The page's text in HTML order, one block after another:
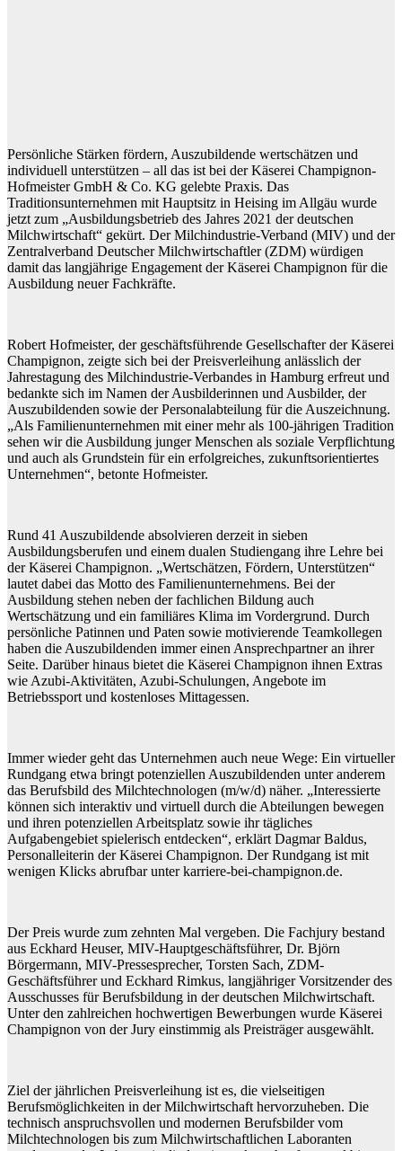
Persönliche Stärken fördern, Auszubildende wertschätzen und
individuell unterstützen – all das ist bei der Käserei Champignon-
Hofmeister GmbH & Co. KG gelebte Praxis. Das
Traditionsunternehmen mit Hauptsitz in Heising im Allgäu wurde
jetzt zum „Ausbildungsbetrieb des Jahres 2021 der deutschen
Milchwirtschaft“ gekürt. Der Milchindustrie-Verband (MIV) und der
Zentralverband Deutscher Milchwirtschaftler (ZDM) würdigen
damit das langjährige Engagement der Käserei Champignon für die
Ausbildung neuer Fachkräfte.
Robert Hofmeister, der geschäftsführende Gesellschafter der Käserei
Champignon, zeigte sich bei der Preisverleihung anlässlich der
Jahrestagung des Milchindustrie-Verbandes in Hamburg erfreut und
bedankte sich im Namen der Ausbilderinnen und Ausbilder, der
Auszubildenden sowie der Personalabteilung für die Auszeichnung.
„Als Familienunternehmen mit einer mehr als 100-jährigen Tradition
sehen wir die Ausbildung junger Menschen als soziale Verpflichtung
und auch als Grundstein für ein erfolgreiches, zukunftsorientiertes
Unternehmen“, betonte Hofmeister.
Rund 41 Auszubildende absolvieren derzeit in sieben
Ausbildungsberufen und einem dualen Studiengang ihre Lehre bei
der Käserei Champignon. „Wertschätzen, Fördern, Unterstützen“
lautet dabei das Motto des Familienunternehmens. Bei der
Ausbildung stehen neben der fachlichen Bildung auch
Wertschätzung und ein familiäres Klima im Vordergrund. Durch
persönliche Patinnen und Paten sowie motivierende Teamkollegen
haben die Auszubildenden immer einen Ansprechpartner an ihrer
Seite. Darüber hinaus bietet die Käserei Champignon ihnen Extras
wie Azubi-Aktivitäten, Azubi-Schulungen, Angebote im
Betriebssport und kostenloses Mittagessen.
Immer wieder geht das Unternehmen auch neue Wege: Ein virtueller
Rundgang etwa bringt potenziellen Auszubildenden unter anderem
das Berufsbild des Milchtechnologen (m/w/d) näher. „Interessierte
können sich interaktiv und virtuell durch die Abteilungen bewegen
und ihren potenziellen Arbeitsplatz sowie ihr tägliches
Aufgabengebiet spielerisch entdecken“, erklärt Dagmar Baldus,
Personalleiterin der Käserei Champignon. Der Rundgang ist mit
wenigen Klicks abrufbar unter karriere-bei-champignon.de.
Der Preis wurde zum zehnten Mal vergeben. Die Fachjury bestand
aus Eckhard Heuser, MIV-Hauptgeschäftsführer, Dr. Björn
Börgermann, MIV-Pressesprecher, Torsten Sach, ZDM-
Geschäftsführer und Eckhard Rimkus, langjähriger Vorsitzender des
Ausschusses für Berufsbildung in der deutschen Milchwirtschaft.
Unter den zahlreichen hochwertigen Bewerbungen wurde Käserei
Champignon von der Jury einstimmig als Preisträger ausgewählt.
Ziel der jährlichen Preisverleihung ist es, die vielseitigen
Berufsmöglichkeiten in der Milchwirtschaft hervorzuheben. Die
technisch anspruchsvollen und modernen Berufsbilder vom
Milchtechnologen bis zum Milchwirtschaftlichen Laboranten